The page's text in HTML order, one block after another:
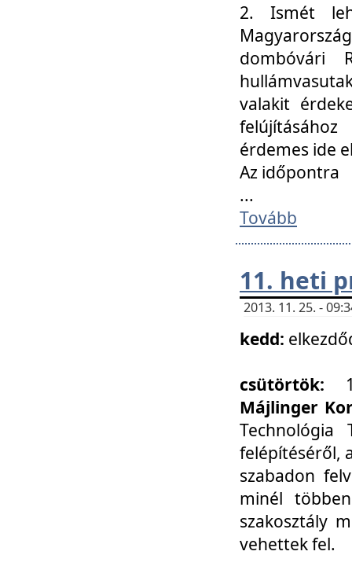
2. Ismét
dombóvári
valakit
érdemes ide
Az időpontra
...
Tovább
11. heti
2013. 11. 25. -
kedd:
csütörtök:
Májlinger
Technológia
felépítéséről,
szabadon
minél
szakosztály
vehettek fel.